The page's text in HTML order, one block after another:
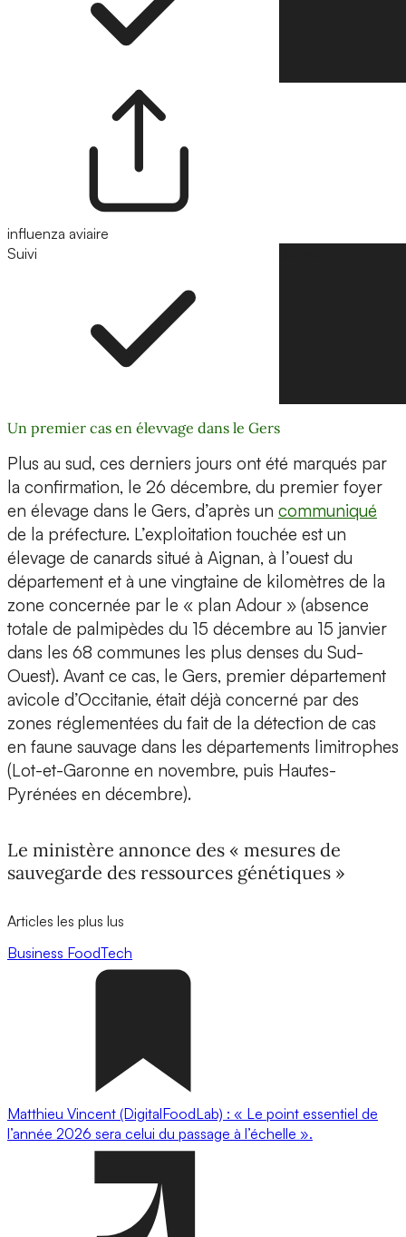
influenza aviaire
Suivi
Un premier cas en élevvage dans le Gers
Plus au sud, ces derniers jours ont été marqués par
la confirmation, le 26 décembre, du premier foyer
en élevage dans le Gers, d’après un communiqué
de la préfecture. L’exploitation touchée est un
élevage de canards situé à Aignan, à l’ouest du
département et à une vingtaine de kilomètres de la
zone concernée par le « plan Adour » (absence
totale de palmipèdes du 15 décembre au 15 janvier
dans les 68 communes les plus denses du Sud-
Ouest). Avant ce cas, le Gers, premier département
avicole d’Occitanie, était déjà concerné par des
zones réglementées du fait de la détection de cas
en faune sauvage dans les départements limitrophes
(Lot-et-Garonne en novembre, puis Hautes-
Pyrénées en décembre).
Le ministère annonce des « mesures de
sauvegarde des ressources génétiques »
Articles les plus lus
Business FoodTech
Matthieu Vincent (DigitalFoodLab) : « Le point essentiel de
l’année 2026 sera celui du passage à l’échelle ».